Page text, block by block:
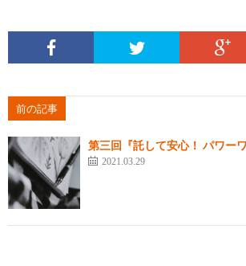
前の記事
第三回『託して安心！ パワー
2021.03.29